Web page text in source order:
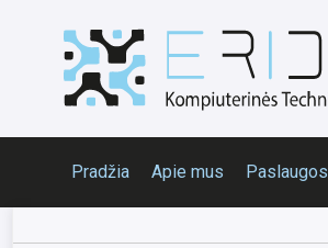
Pradžia Apie mus Paslaugos